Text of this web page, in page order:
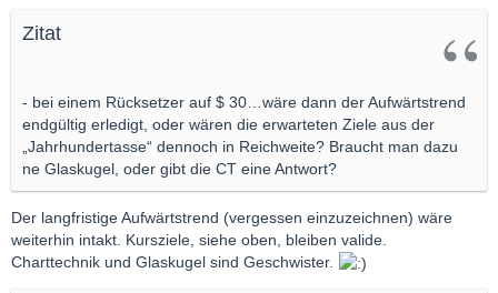
Zitat
- bei einem Rücksetzer auf $ 30…wäre dann der Aufwärtstrend
endgültig erledigt, oder wären die erwarteten Ziele aus der
„Jahrhundertasse“ dennoch in Reichweite? Braucht man dazu
ne Glaskugel, oder gibt die CT eine Antwort?
Der langfristige Aufwärtstrend (vergessen einzuzeichnen) wäre
weiterhin intakt. Kursziele, siehe oben, bleiben valide.
Charttechnik und Glaskugel sind Geschwister.